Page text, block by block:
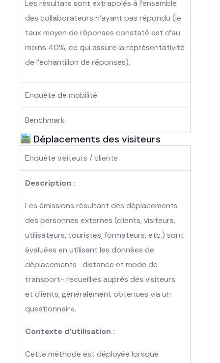
Les résultats sont extrapolés à l’ensemble
des collaborateurs n’ayant pas répondu (le
taux moyen de réponses constaté est d’au
moins 40%, ce qui assure la représentativité
de l’échantillon de réponses).
Enquête de mobilité
Benchmark
Déplacements des visiteurs
Enquête visiteurs / clients
Description :
Les émissions résultant des déplacements
des personnes externes (clients, visiteurs,
utilisateurs, touristes, formateurs, etc.) sont
évaluées en utilisant les données de
déplacements -distance et mode de
transport- recueillies auprès des visiteurs
et clients, généralement obtenues via un
questionnaire.
Contexte d’utilisation :
Cette méthode est déployée lorsque